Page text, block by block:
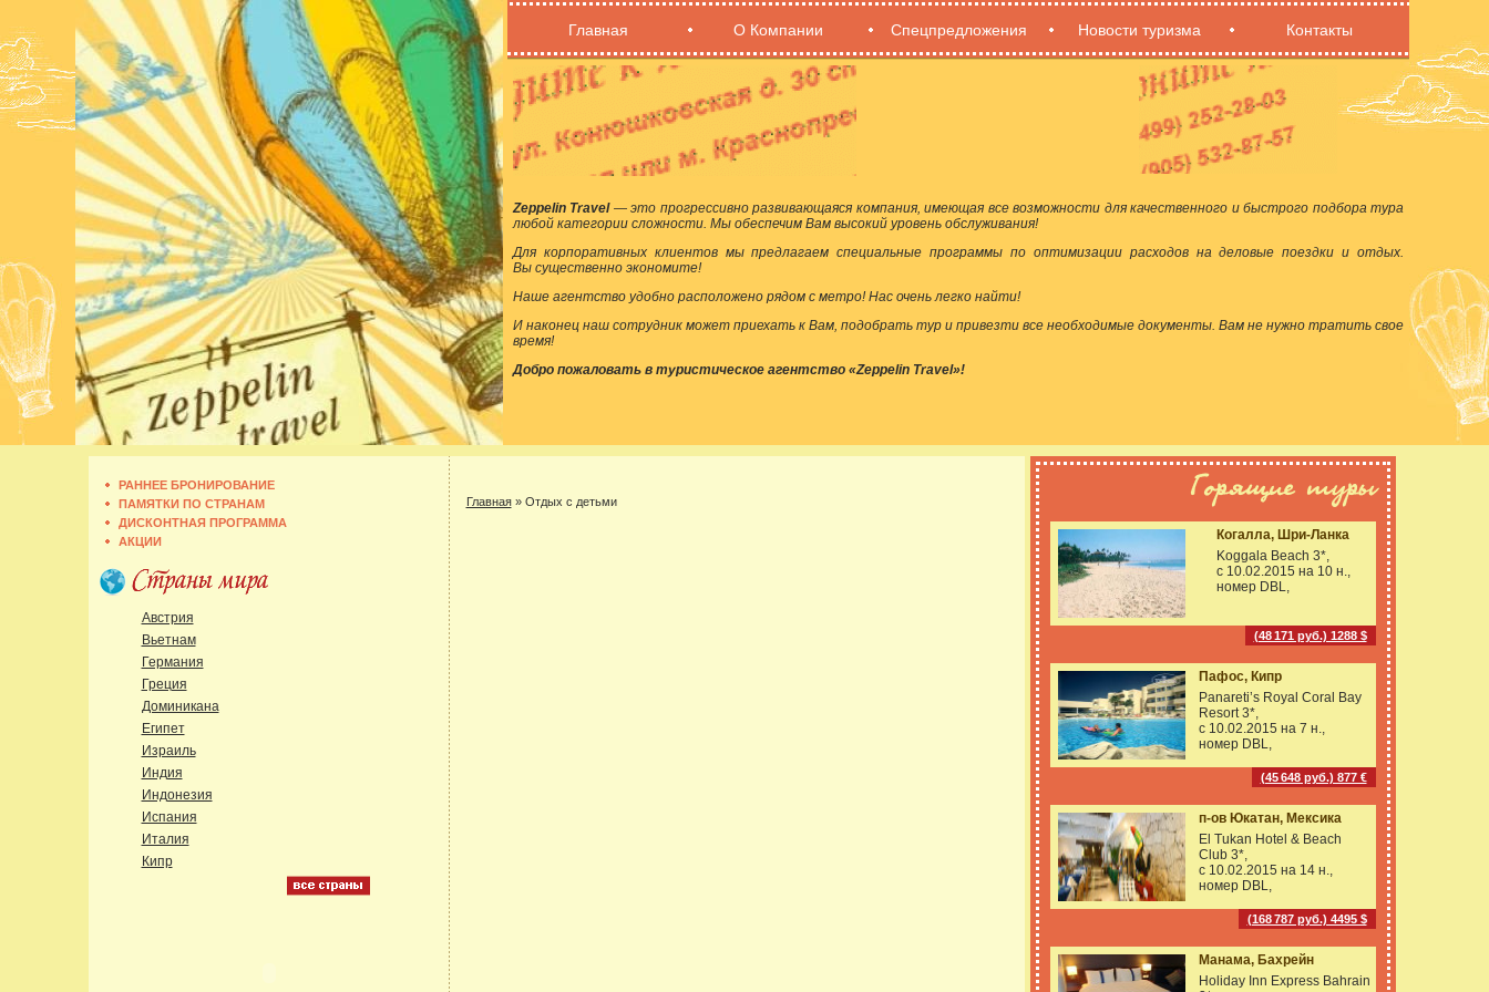
Главная О Компании Спецпредложения Новости туризма Контакты
Zeppelin Travel— это прогрессивно развивающаяся компания, имеющая все возможности для качественного и быстрого подбора тура
любой категории сложности. Мы обеспечим Вам высокий уровень обслуживания!
Для корпоративных клиентов мы предлагаем специальные программы по оптимизации расходов на деловые поездки и отдых.
Вы существенно экономите!
Наше агентство удобно расположено рядом с метро! Нас очень легко найти!
И наконец наш сотрудник может приехать к Вам, подобрать тур и привезти все необходимые документы. Вам не нужно тратить свое
время!
Добро пожаловать в туристическое агентство «Zeppelin Travel»!
РАННЕЕ БРОНИРОВАНИЕ
ПАМЯТКИ ПО СТРАНАМ
ДИСКОНТНАЯ ПРОГРАММА
АКЦИИ
Австрия
Вьетнам
Германия
Греция
Доминикана
Египет
Израиль
Индия
Индонезия
Испания
Италия
Кипр
Главная» Отдых с детьми
Когалла, Шри-Ланка
Koggala Beach 3*,
с 10.02.2015 на 10 н.,
номер DBL,
(48 171 руб.) 1288 $
Пафос, Кипр
Panareti’s Royal Coral Bay
Resort 3*,
с 10.02.2015 на 7 н.,
номер DBL,
(45 648 руб.) 877 €
п-ов Юкатан, Мексика
El Tukan Hotel & Beach
Club 3*,
с 10.02.2015 на 14 н.,
номер DBL,
(168 787 руб.) 4495 $
Манама, Бахрейн
Holiday Inn Express Bahrain